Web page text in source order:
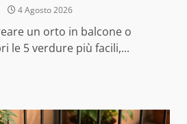
4 Agosto 2026
un orto in balcone o
le 5 verdure più facili,...